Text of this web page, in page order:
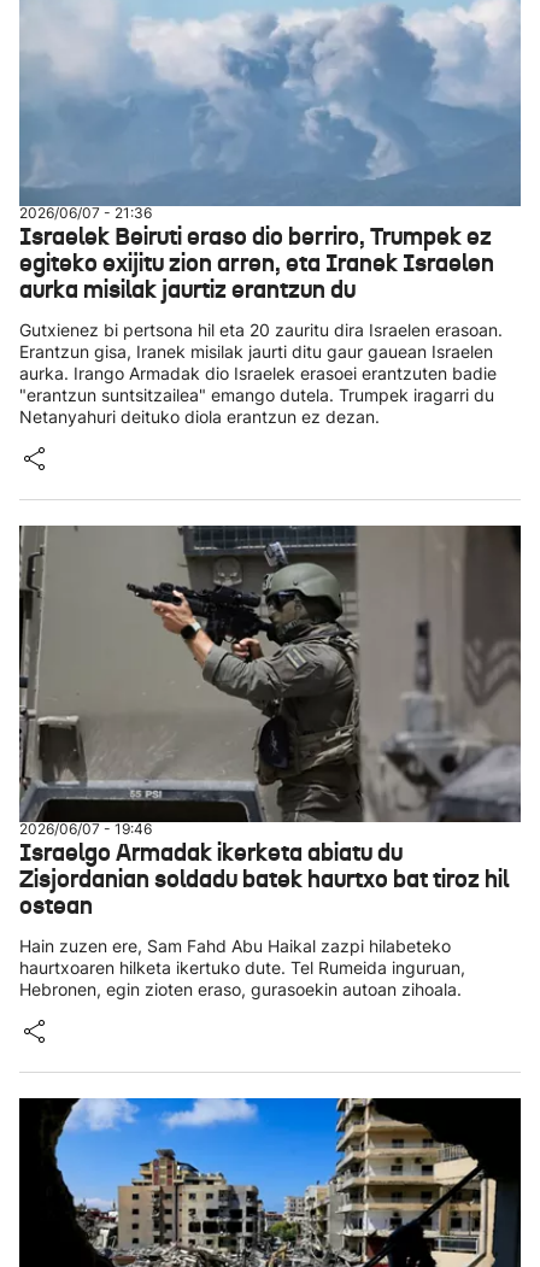
2026/06/07 - 21:36
Israelek Beiruti eraso dio berriro, Trumpek ez
egiteko exijitu zion arren, eta Iranek Israelen
aurka misilak jaurtiz erantzun du
Gutxienez bi pertsona hil eta 20 zauritu dira Israelen erasoan.
Erantzun gisa, Iranek misilak jaurti ditu gaur gauean Israelen
aurka. Irango Armadak dio Israelek erasoei erantzuten badie
"erantzun suntsitzailea" emango dutela. Trumpek iragarri du
Netanyahuri deituko diola erantzun ez dezan.
2026/06/07 - 19:46
Israelgo Armadak ikerketa abiatu du
Zisjordanian soldadu batek haurtxo bat tiroz hil
ostean
Hain zuzen ere, Sam Fahd Abu Haikal zazpi hilabeteko
haurtxoaren hilketa ikertuko dute. Tel Rumeida inguruan,
Hebronen, egin zioten eraso, gurasoekin autoan zihoala.